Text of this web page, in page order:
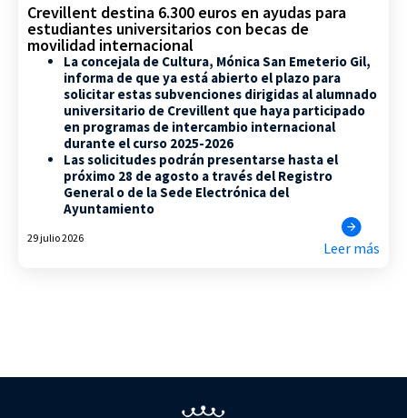
Crevillent destina 6.300 euros en ayudas para
estudiantes universitarios con becas de
movilidad internacional
La concejala de Cultura, Mónica San Emeterio Gil,
informa de que ya está abierto el plazo para
solicitar estas subvenciones dirigidas al alumnado
universitario de Crevillent que haya participado
en programas de intercambio internacional
durante el curso 2025-2026
Las solicitudes podrán presentarse hasta el
próximo 28 de agosto a través del Registro
General o de la Sede Electrónica del
Ayuntamiento
29 julio 2026
Leer más